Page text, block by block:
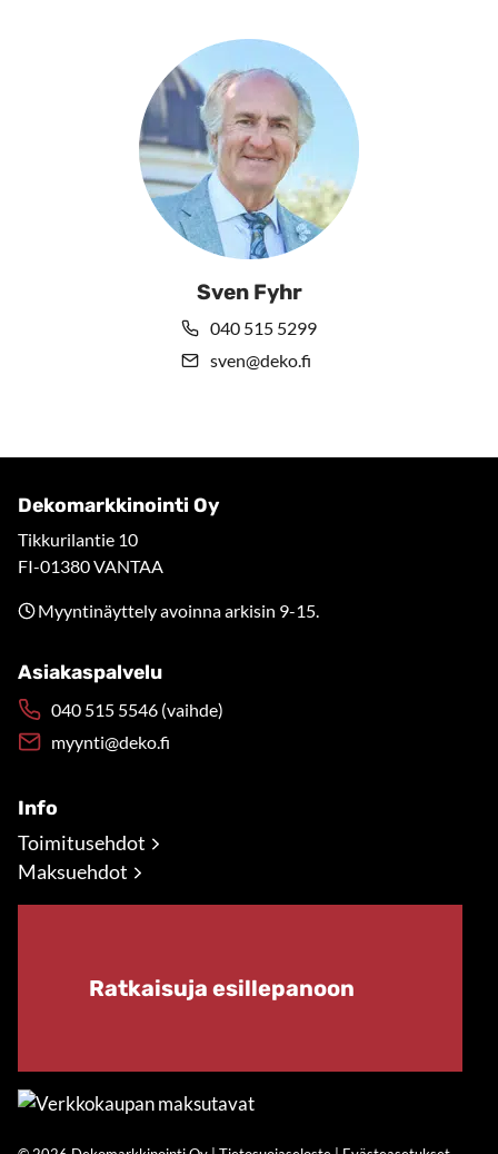
Sven Fyhr
040 515 5299
sven@deko.fi
Dekomarkkinointi Oy
Tikkurilantie 10
FI-01380 VANTAA
Myyntinäyttely avoinna arkisin 9-15.
Asiakaspalvelu
040 515 5546 (vaihde)
myynti@deko.fi
Info
Toimitusehdot
Maksuehdot
Ratkaisuja esillepanoon